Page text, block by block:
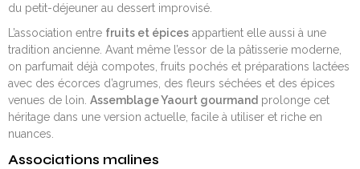
du petit-déjeuner au dessert improvisé.
L’association entre fruits et épices appartient elle aussi à une
tradition ancienne. Avant même l’essor de la pâtisserie moderne,
on parfumait déjà compotes, fruits pochés et préparations lactées
avec des écorces d’agrumes, des fleurs séchées et des épices
venues de loin. Assemblage Yaourt gourmand prolonge cet
héritage dans une version actuelle, facile à utiliser et riche en
nuances.
Associations malines